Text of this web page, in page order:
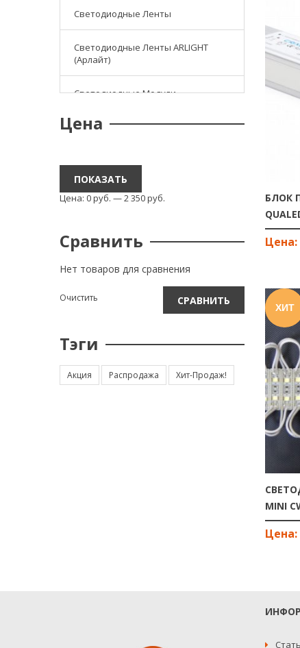
Светодиодные Ленты
Светодиодные Ленты ARLIGHT
(Арлайт)
Светодиодные Модули
Светодиодные Прожектора/
Управление Светом
Фрезы И Граверы HARTENSE
Цена
ПОКАЗАТЬ
Цена: 0руб. —2 350руб.
Сравнить
Нет товаров для сравнения
Очистить СРАВНИТЬ
Тэги
Акция Распродажа Хит-Продаж!
БЛОК
ХИТ
MINI